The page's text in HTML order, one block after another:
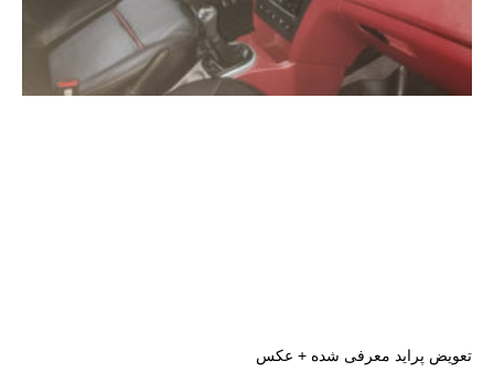
تعویض پراید معرفی شده + عکس